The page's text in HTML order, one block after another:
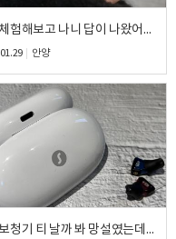
[ “체험해보고 나니 답이 나왔어요” ] – 실생활 청음 후 선택한 포낙 인피니오90 착용 후기
안양
[ “보청기 티 날까 봐 망설였는데, 생각보다 전혀 안 보여요” ] – 시그니아 실크 7ix 초소형 보청기 착용 후기